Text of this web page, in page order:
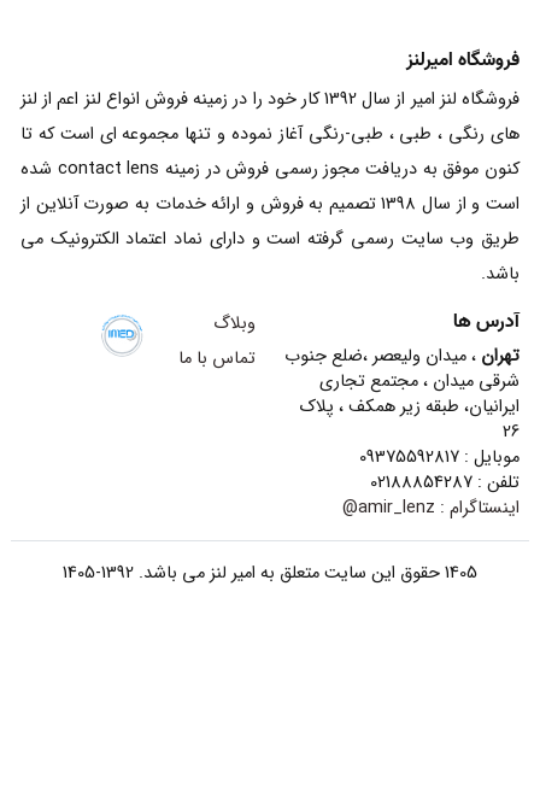
فروشگاه امیرلنز
فروشگاه لنز امیر از سال 1392 کار خود را در زمینه فروش انواع لنز اعم از لنز
های رنگی ، طبی ، طبی-رنگی آغاز نموده و تنها مجموعه ای است که تا
کنون موفق به دریافت مجوز رسمی فروش در زمینه contact lens شده
است و از سال 1398 تصمیم به فروش و ارائه خدمات به صورت آنلاین از
طریق وب سایت رسمی گرفته است و دارای نماد اعتماد الکترونیک می
باشد.
آدرس ها
تهران ، میدان ولیعصر ،ضلع جنوب
شرقی میدان ، مجتمع تجاری
ایرانیان، طبقه زیر همکف ، پلاک
26
موبایل : 09375592817
تلفن : 02188854287
اینستاگرام : amir_lenz@
وبلاگ
تماس با ما
1405 حقوق این سایت متعلق به امیر لنز می باشد. 1392-1405